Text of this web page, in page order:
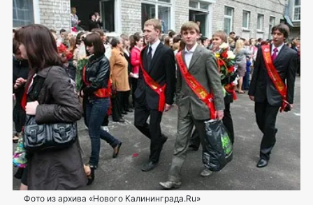
Фото из архива «Нового Калининграда.Ru»